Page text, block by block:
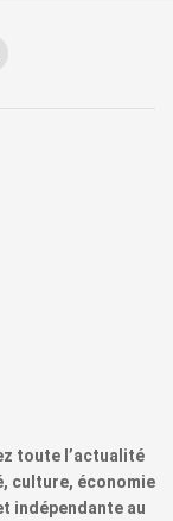
toute l’actualité
culture, économie
indépendante au